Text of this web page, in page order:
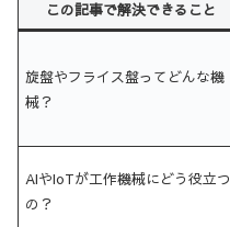
この記事で解決できること
旋盤やフライス盤ってどんな機
械？
AIやIoTが工作機械にどう役立つ
の？